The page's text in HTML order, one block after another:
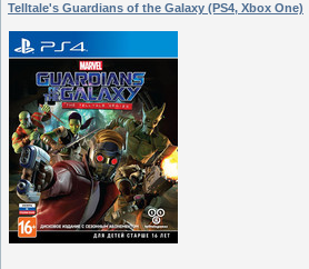
Telltale's Guardians of the Galaxy (PS4, Xbox One)